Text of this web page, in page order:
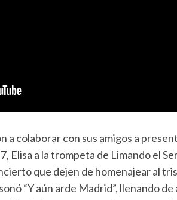
a colaborar con sus amigos a
Elisa a la trompeta de Limando el
que dejen de homenajear al
“Y aún arde Madrid”, llenando